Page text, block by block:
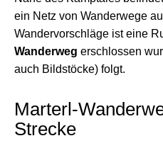
ein Netz von Wanderwege
Wandervorschläge ist eine
Wanderweg erschlossen
auch Bildstöcke) folgt.
Marterl-
Strecke